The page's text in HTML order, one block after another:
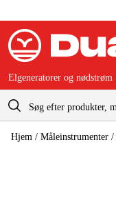
Indkøbskurv
Elgeneratorer og nødstrøm
Hjem / Måleinstrumenter /